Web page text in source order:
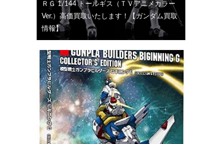
ＲＧ 1/144 トールギス（ＴＶアニメカラー
Ver.）高価買取いたします！【ガンダム買取
情報】